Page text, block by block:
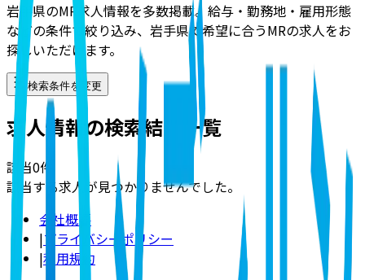
岩手県のMR求人情報を多数掲載。給与・勤務地・雇用形態
などの条件で絞り込み、岩手県で希望に合うMRの求人をお
探しいただけます。
検索条件を変更
求人情報の検索結果一覧
該当0件
該当する求人が見つかりませんでした。
会社概要
|プライバシーポリシー
|利用規約